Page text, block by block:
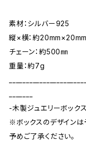
素材：シルバー925
縦×横：約20mm×20mm
チェーン：約500㎜
重量：約7g
-木製ジュエリーボックス
※ボックスのデザインは
予めご了承ください。